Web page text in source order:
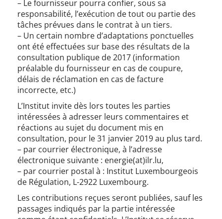
– Le fournisseur pourra confier, sous sa
responsabilité, l’exécution de tout ou partie des
tâches prévues dans le contrat à un tiers.
– Un certain nombre d’adaptations ponctuelles
ont été effectuées sur base des résultats de la
consultation publique de 2017 (information
préalable du fournisseur en cas de coupure,
délais de réclamation en cas de facture
incorrecte, etc.)
L’Institut invite dès lors toutes les parties
intéressées à adresser leurs commentaires et
réactions au sujet du document mis en
consultation, pour le 31 janvier 2019 au plus tard.
– par courrier électronique, à l’adresse
électronique suivante : energie(at)ilr.lu,
– par courrier postal à : Institut Luxembourgeois
de Régulation, L-2922 Luxembourg.
Les contributions reçues seront publiées, sauf les
passages indiqués par la partie intéressée